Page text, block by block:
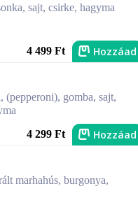
sajt, csirke, hagyma
4 499 Ft Hozzáad
(pepperoni), gomba, sajt,
4 299 Ft Hozzáad
marhahús, burgonya,